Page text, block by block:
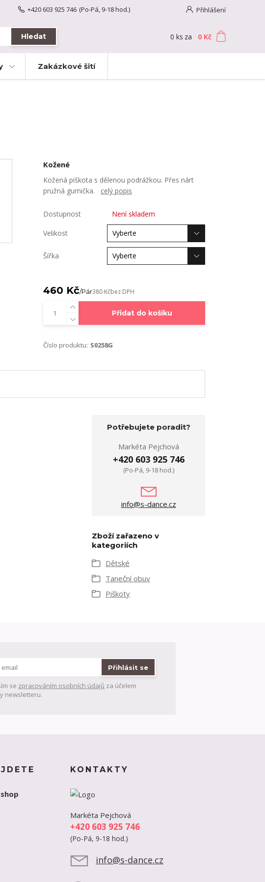
Přihlášení
Hledat
+420 603 925 746 (Po-Pá, 9-18 hod.)
0 ks za 0 Kč
Zakázkové šití
Kožené
Kožená piškota s dělenou podrážkou. Přes nárt
pružná gumička. celý popis
Dostupnost Není skladem
Velikost
Šířka
460 Kč/Pár380 Kčbez DPH
Přidat do košíku
Číslo produktu: S0258G
Potřebujete poradit?
Markéta Pejchová
+420 603 925 746
(Po-Pá, 9-18 hod.)
info@s-dance.cz
Zboží zařazeno v
kategoriích
Dětské
Taneční obuv
Piškoty
Přihlásit se
se zpracováním osobních údajů za účelem
newsletteru.
KONTAKTY
Markéta Pejchová
+420 603 925 746
(Po-Pá, 9-18 hod.)
info@s-dance.cz